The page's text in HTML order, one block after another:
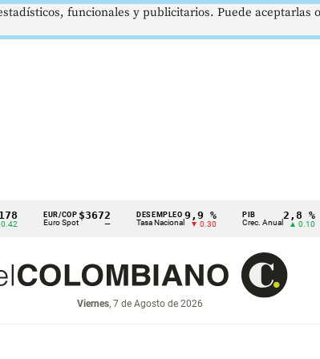
EUR/COP
Euro Spot
$3672
—
DESEMPLEO
Tasa Nacional
9,9 %
▼ 0.30
PIB
Crec. Anual
2,8 %
▲ 0.10
Viernes, 7 de Agosto de 2026
funcionales y publicitarios. Puede aceptarlas